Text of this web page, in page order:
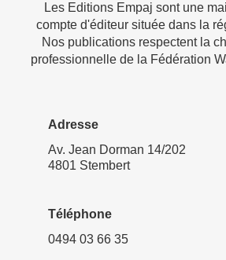
Les Editions Empaj sont une
compte d'éditeur située dans la
Nos publications respectent la
professionnelle de la Fédération
Adresse
Av. Jean Dorman 14/202
4801 Stembert
Téléphone
0494 03 66 35